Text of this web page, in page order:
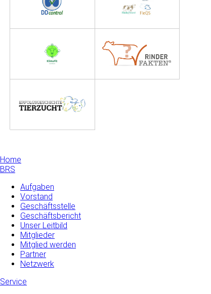
Home
BRS
Aufgaben
Vorstand
Geschäftsstelle
Geschäftsbericht
Unser Leitbild
Mitglieder
Mitglied werden
Partner
Netzwerk
Service